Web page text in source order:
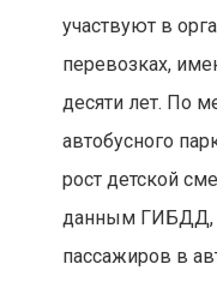
участвуют в
перевозках,
десяти лет. По
автобусного
рост детской
данным ГИБДД,
пассажиров в